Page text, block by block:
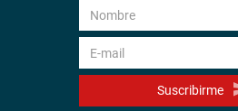
Suscribirme